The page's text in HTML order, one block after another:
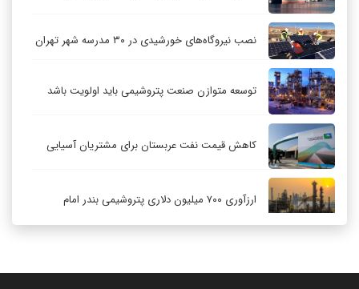
نصب نیروگاه‌های خورشیدی در ۳۰ مدرسه شهر تهران
توسعه متوازن صنعت پتروشیمی باید اولویت باشد
کاهش قیمت نفت عربستان برای مشتریان آسیایی
ارزآوری ۷۰۰ میلیون دلاری پتروشیمی بندر امام